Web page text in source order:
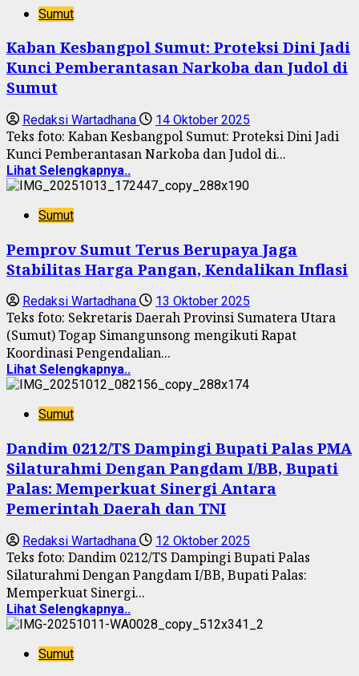
Sumut
Kaban Kesbangpol Sumut: Proteksi Dini Jadi
Kunci Pemberantasan Narkoba dan Judol di
Sumut
Redaksi Wartadhana 14 Oktober 2025
Teks foto: Kaban Kesbangpol Sumut: Proteksi Dini Jadi
Kunci Pemberantasan Narkoba dan Judol di...
Lihat Selengkapnya..
Sumut
Pemprov Sumut Terus Berupaya Jaga
Stabilitas Harga Pangan, Kendalikan Inflasi
Redaksi Wartadhana 13 Oktober 2025
Teks foto: Sekretaris Daerah Provinsi Sumatera Utara
(Sumut) Togap Simangunsong mengikuti Rapat
Koordinasi Pengendalian...
Lihat Selengkapnya..
Sumut
Dandim 0212/TS Dampingi Bupati Palas PMA
Silaturahmi Dengan Pangdam I/BB, Bupati
Palas: Memperkuat Sinergi Antara
Pemerintah Daerah dan TNI
Redaksi Wartadhana 12 Oktober 2025
Teks foto: Dandim 0212/TS Dampingi Bupati Palas
Silaturahmi Dengan Pangdam I/BB, Bupati Palas:
Memperkuat Sinergi...
Lihat Selengkapnya..
Sumut